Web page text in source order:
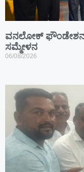
ವನಲೋಕ್ ಫೌಂಡೇಶನ್
ಸಮ್ಮೇಳನ
06/08/2026